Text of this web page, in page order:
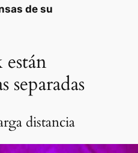
de su
distancia